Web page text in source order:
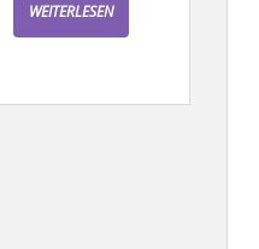
WEITERLESEN